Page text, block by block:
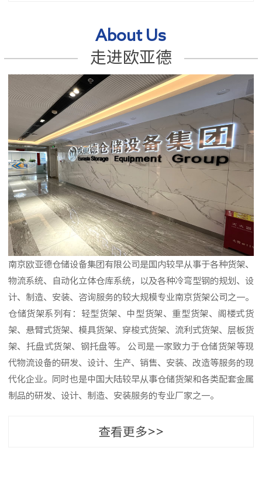
About Us
走进欧亚德
南京欧亚德仓储设备集团有限公司是国内较早从事于各种货架、
物流系统、自动化立体仓库系统，以及各种冷弯型钢的规划、设
计、制造、安装、咨询服务的较大规模专业南京货架公司之一。
仓储货架系列有：轻型货架、中型货架、重型货架、阁楼式货
架、悬臂式货架、模具货架、穿梭式货架、流利式货架、层板货
架、托盘式货架、钢托盘等。 公司是一家致力于仓储货架等现
代物流设备的研发、设计、生产、销售、安装、改造等服务的现
代化企业。同时也是中国大陆较早从事仓储货架和各类配套金属
制品的研发、设计、制造、安装服务的专业厂家之一。
查看更多>>